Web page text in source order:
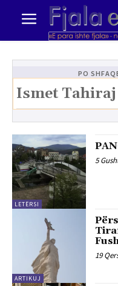
PO
LETËRSI
5
ARTIKUJ
19